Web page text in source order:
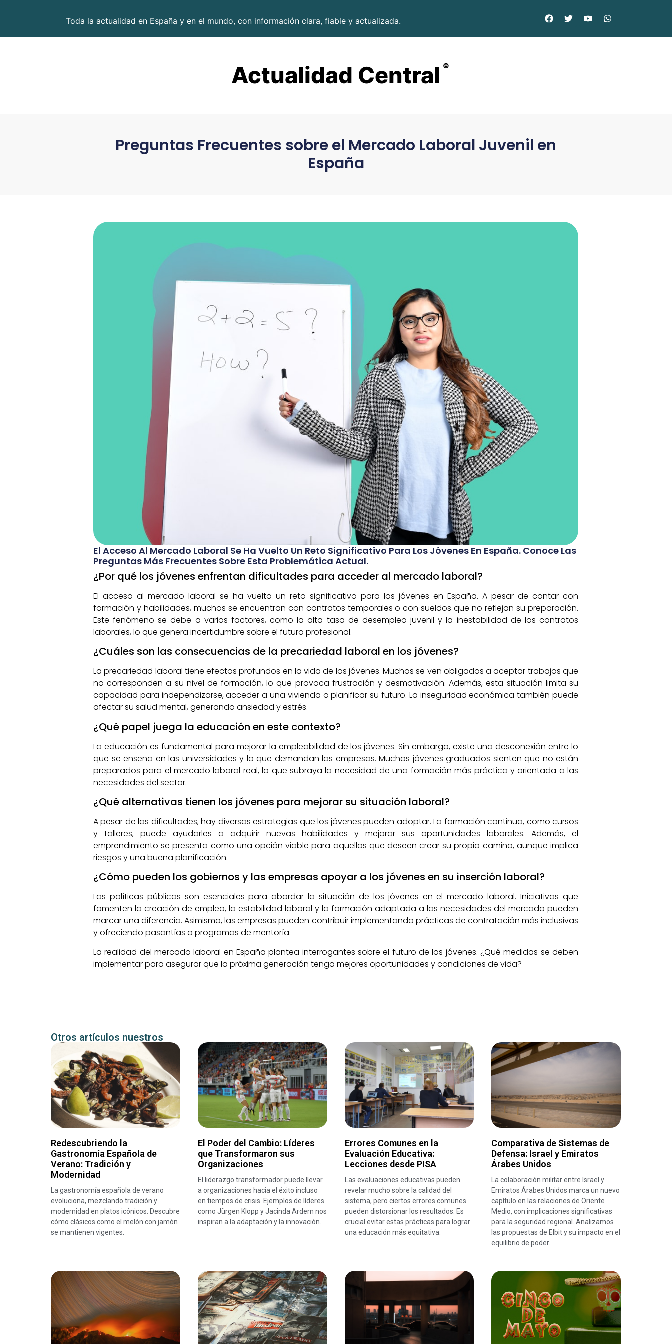
Toda la actualidad en España y en el mundo, con información clara, fiable y actualizada.
Actualidad Central ©
Preguntas Frecuentes sobre el Mercado Laboral Juvenil en
España
El Acceso Al Mercado Laboral Se Ha Vuelto Un Reto Significativo Para Los Jóvenes En España. Conoce Las
Preguntas Más Frecuentes Sobre Esta Problemática Actual.
¿Por qué los jóvenes enfrentan dificultades para acceder al mercado laboral?
El acceso al mercado laboral se ha vuelto un reto significativo para los jóvenes en España. A pesar de contar con
formación y habilidades, muchos se encuentran con contratos temporales o con sueldos que no reflejan su preparación.
Este fenómeno se debe a varios factores, como la alta tasa de desempleo juvenil y la inestabilidad de los contratos
laborales, lo que genera incertidumbre sobre el futuro profesional.
¿Cuáles son las consecuencias de la precariedad laboral en los jóvenes?
La precariedad laboral tiene efectos profundos en la vida de los jóvenes. Muchos se ven obligados a aceptar trabajos que
no corresponden a su nivel de formación, lo que provoca frustración y desmotivación. Además, esta situación limita su
capacidad para independizarse, acceder a una vivienda o planificar su futuro. La inseguridad económica también puede
afectar su salud mental, generando ansiedad y estrés.
¿Qué papel juega la educación en este contexto?
La educación es fundamental para mejorar la empleabilidad de los jóvenes. Sin embargo, existe una desconexión entre lo
que se enseña en las universidades y lo que demandan las empresas. Muchos jóvenes graduados sienten que no están
preparados para el mercado laboral real, lo que subraya la necesidad de una formación más práctica y orientada a las
necesidades del sector.
¿Qué alternativas tienen los jóvenes para mejorar su situación laboral?
A pesar de las dificultades, hay diversas estrategias que los jóvenes pueden adoptar. La formación continua, como cursos
y talleres, puede ayudarles a adquirir nuevas habilidades y mejorar sus oportunidades laborales. Además, el
emprendimiento se presenta como una opción viable para aquellos que deseen crear su propio camino, aunque implica
riesgos y una buena planificación.
¿Cómo pueden los gobiernos y las empresas apoyar a los jóvenes en su inserción laboral?
Las políticas públicas son esenciales para abordar la situación de los jóvenes en el mercado laboral. Iniciativas que
fomenten la creación de empleo, la estabilidad laboral y la formación adaptada a las necesidades del mercado pueden
marcar una diferencia. Asimismo, las empresas pueden contribuir implementando prácticas de contratación más inclusivas
y ofreciendo pasantías o programas de mentoría.
La realidad del mercado laboral en España plantea interrogantes sobre el futuro de los jóvenes. ¿Qué medidas se deben
implementar para asegurar que la próxima generación tenga mejores oportunidades y condiciones de vida?
Otros artículos nuestros
Redescubriendo la
Gastronomía Española de
Verano: Tradición y
Modernidad
La gastronomía española de verano
evoluciona, mezclando tradición y
modernidad en platos icónicos. Descubre
cómo clásicos como el melón con jamón
se mantienen vigentes.
El Poder del Cambio: Líderes
que Transformaron sus
Organizaciones
El liderazgo transformador puede llevar
a organizaciones hacia el éxito incluso
en tiempos de crisis. Ejemplos de líderes
como Jürgen Klopp y Jacinda Ardern nos
inspiran a la adaptación y la innovación.
Errores Comunes en la
Evaluación Educativa:
Lecciones desde PISA
Las evaluaciones educativas pueden
revelar mucho sobre la calidad del
sistema, pero ciertos errores comunes
pueden distorsionar los resultados. Es
crucial evitar estas prácticas para lograr
una educación más equitativa.
Comparativa de Sistemas de
Defensa: Israel y Emiratos
Árabes Unidos
La colaboración militar entre Israel y
Emiratos Árabes Unidos marca un nuevo
capítulo en las relaciones de Oriente
Medio, con implicaciones significativas
para la seguridad regional. Analizamos
las propuestas de Elbit y su impacto en el
equilibrio de poder.